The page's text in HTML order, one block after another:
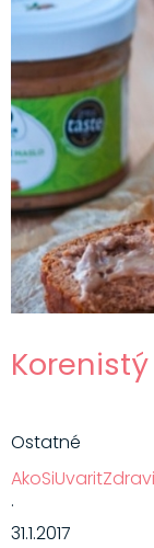
Ostatné
·
31.1.2017